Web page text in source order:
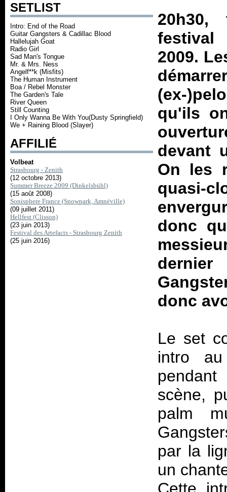
SETLIST
Intro: End of the Road
Guitar Gangsters & Cadillac Blood
Hallelujah Goat
Radio Girl
Sad Man's Tongue
Mr. & Mrs. Ness
Angelf**k (Misfits)
The Human Instrument
Boa / Rebel Monster
The Garden's Tale
River Queen
Still Counting
I Only Wanna Be With You(Dusty Springfield)
We + Raining Blood (Slayer)
AFFILIÉ
Volbeat
Strasbourg - Zenith
(12 octobre 2013)
Summer Breeze 2009 (Dinkelsbühl)
(15 août 2008)
Sonisphere France (Snowpark, Amnéville)
(09 juillet 2011)
Hellfest (Clisson)
(23 juin 2013)
Festival des Artefacts - Strasbourg Zenith
(25 juin 2016)
festival
2009.
(ex-
qu'ils
devant
On les
quasi-
donc
donc
Le set
intro
scène,
palm
par la
un